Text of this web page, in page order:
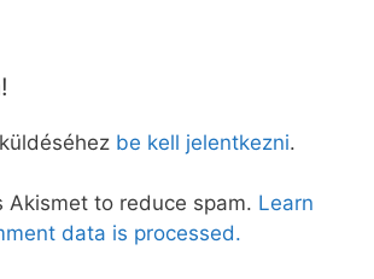
be kell jelentkezni.
Akismet to reduce spam. Learn
data is processed.